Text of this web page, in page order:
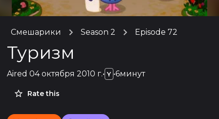
Смешарики Season 2 Episode 72
Туризм
Aired 04 октября 2010 г.• Y •6минут
Rate this